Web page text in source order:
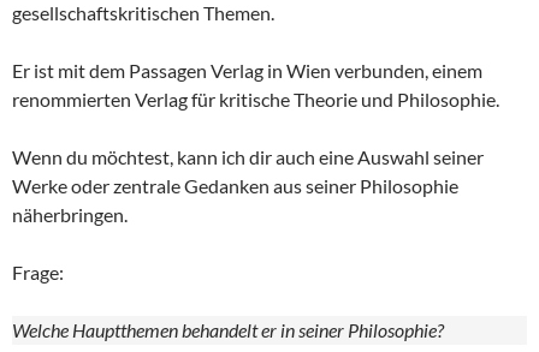
gesellschaftskritischen Themen.
Er ist mit dem Passagen Verlag in Wien verbunden, einem
renommierten Verlag für kritische Theorie und Philosophie.
Wenn du möchtest, kann ich dir auch eine Auswahl seiner
Werke oder zentrale Gedanken aus seiner Philosophie
näherbringen.
Frage:
Welche Hauptthemen behandelt er in seiner Philosophie?